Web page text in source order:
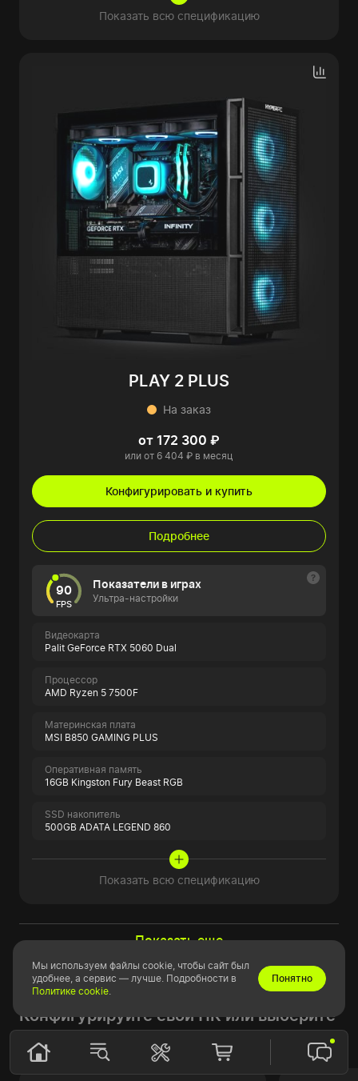
Показать всю спецификацию
PLAY 2 PLUS
На заказ
от 172 300 ₽
или от 6 404 ₽ в месяц
Конфигурировать и купить
Подробнее
90
FPS
Показатели в играх
Ультра-настройки
Видеокарта
Palit GeForce RTX 5060 Dual
Процессор
AMD Ryzen 5 7500F
Материнская плата
MSI B850 GAMING PLUS
Оперативная память
16GB Kingston Fury Beast RGB
SSD накопитель
500GB ADATA LEGEND 860
Показать всю спецификацию
Показать еще
Нужно что-то особенное?
Конфигурируйте свой ПК или выберите
Мы используем файлы cookie, чтобы сайт был
удобнее, а сервис — лучше. Подробности в
Политике cookie.
Понятно